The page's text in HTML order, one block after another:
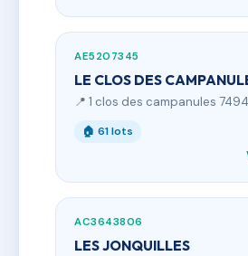
AE5207345
LE CLOS DES
📍 1 clos des campanules
🏠 61 lots
AC3643806
LES JONQUILLES